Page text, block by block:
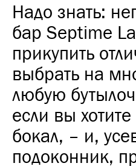
Надо знать:
бар Septime
прикупить
выбрать на
любую
если вы
бокал, – и,
подоконник,